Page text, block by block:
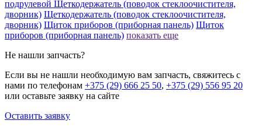
подрулевой Щеткодержатель (поводок стеклоочистителя,
дворник) Щеткодержатель (поводок стеклоочистителя,
дворник) Щиток приборов (приборная панель) Щиток
приборов (приборная панель) показать еще
Не нашли запчасть?
Если вы не нашли необходимую вам запчасть, свяжитесь с
нами по телефонам +375 (29) 666 25 50, +375 (29) 556 95 20
или оставьте заявку на сайте
Оставить заявку